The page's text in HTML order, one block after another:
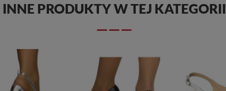
INNE PRODUKTY W TEJ KATEGORII